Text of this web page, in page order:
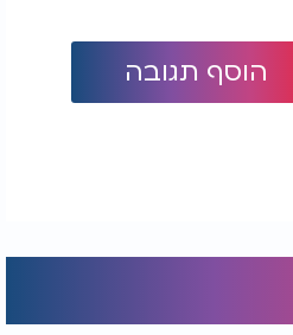
הביתה.
על חיובו ללמוד תורה בכל
זה מרגיש קצת גדול עלינו
רבה של צדק.
הוסף תגובה